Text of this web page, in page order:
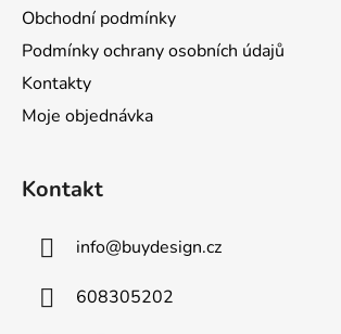
Obchodní podmínky
Podmínky ochrany osobních údajů
Kontakty
Moje objednávka
Kontakt
info@buydesign.cz
608305202